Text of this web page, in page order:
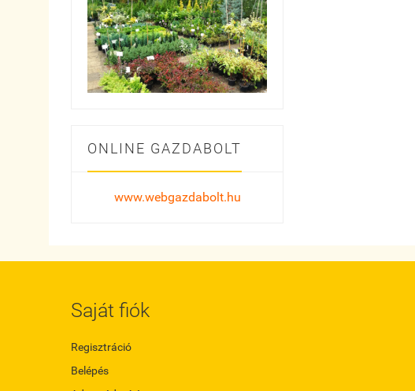
ONLINE GAZDABOLT
www.webgazdabolt.hu
Saját fiók
Regisztráció
Belépés